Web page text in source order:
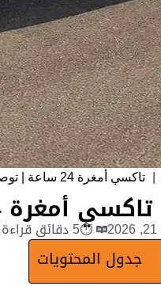
تاكسي أمغرة 24 ساعة | توصيل سريع للمصانع والاستراحات
تاكسي أمغرة 24 ساعة | توصيل سريع للمصانع والاستراحات
⏱5 دقائق قراءة
جدول المحتويات